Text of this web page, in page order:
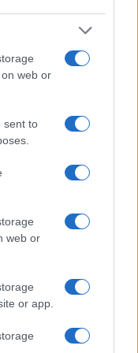
web or
sent to
web or
or app.